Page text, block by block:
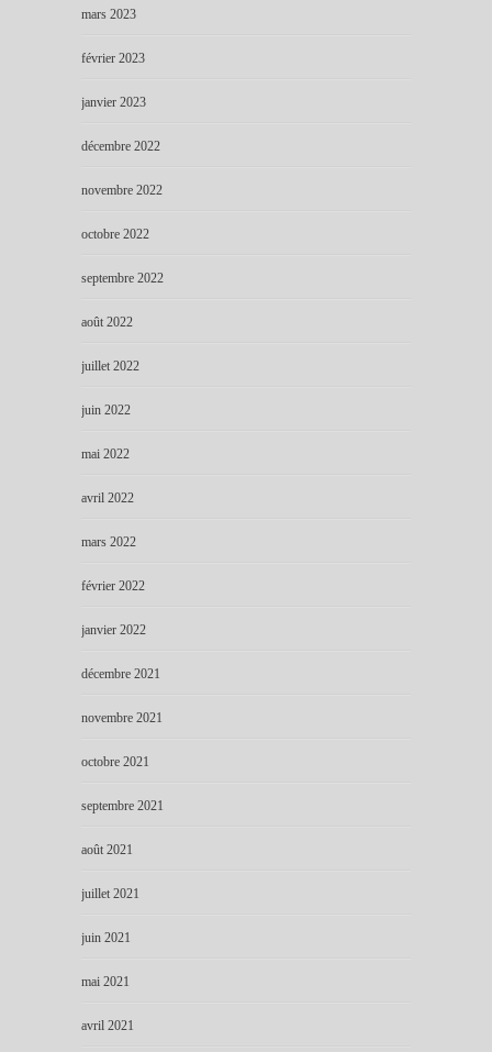
mars 2023
février 2023
janvier 2023
décembre 2022
novembre 2022
octobre 2022
septembre 2022
août 2022
juillet 2022
juin 2022
mai 2022
avril 2022
mars 2022
février 2022
janvier 2022
décembre 2021
novembre 2021
octobre 2021
septembre 2021
août 2021
juillet 2021
juin 2021
mai 2021
avril 2021